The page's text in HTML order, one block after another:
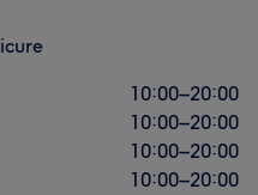
10:00–20:00
10:00–20:00
10:00–20:00
10:00–20:00